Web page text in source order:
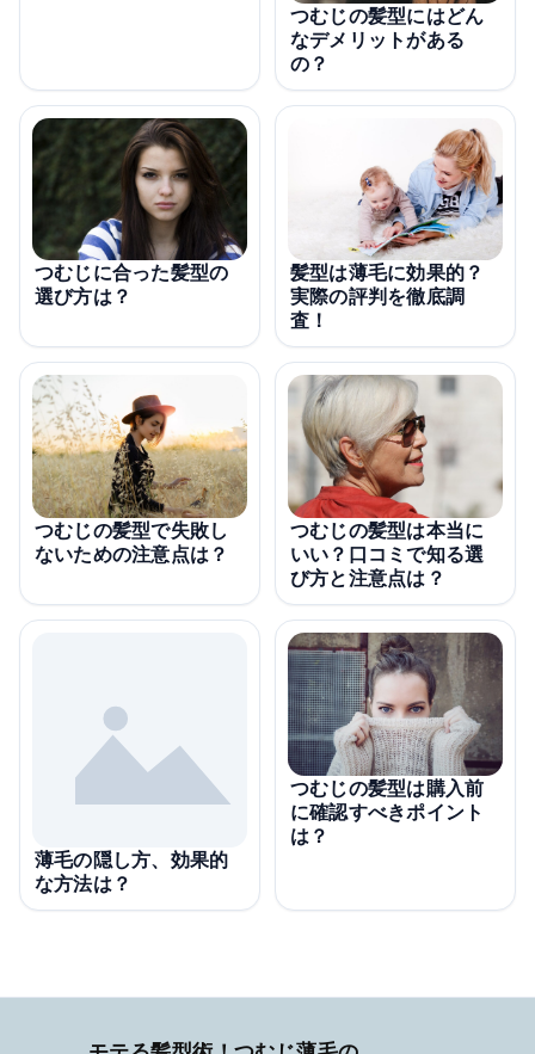
つむじの髪型にはどん
なデメリットがある
の？
つむじに合った髪型の
選び方は？
髪型は薄毛に効果的？
実際の評判を徹底調
査！
つむじの髪型で失敗し
ないための注意点は？
つむじの髪型は本当に
いい？口コミで知る選
び方と注意点は？
薄毛の隠し方、効果的
な方法は？
つむじの髪型は購入前
に確認すべきポイント
は？